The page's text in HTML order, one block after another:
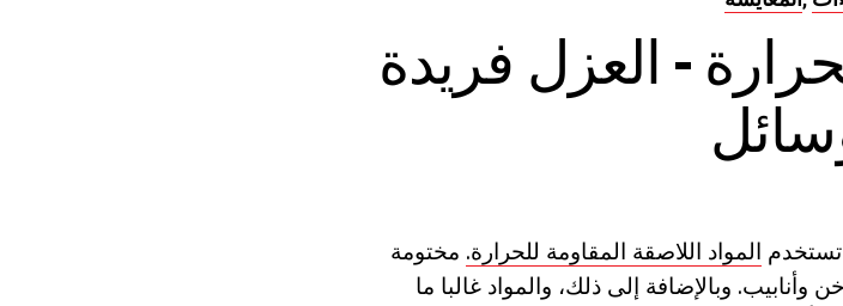
- العزل فريدة
تستخدم المواد اللاصقة المقاومة للحرارة. مختومة
وبالإضافة إلى ذلك، والمواد غالبا ما